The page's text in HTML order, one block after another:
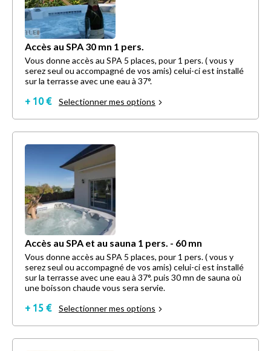
Accès au SPA 30 mn 1 pers.
Vous donne accès au SPA 5 places, pour 1 pers. ( vous y
serez seul ou accompagné de vos amis) celui-ci est installé
sur la terrasse avec une eau à 37°.
+ 10 € Selectionner mes options
Accès au SPA et au sauna 1 pers. - 60 mn
Vous donne accès au SPA 5 places, pour 1 pers. ( vous y
serez seul ou accompagné de vos amis) celui-ci est installé
sur la terrasse avec une eau à 37°. puis 30 mn de sauna où
une boisson chaude vous sera servie.
+ 15 € Selectionner mes options